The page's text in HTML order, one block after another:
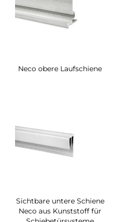
Neco obere Laufschiene
Sichtbare untere Schiene
Neco aus Kunststoff für